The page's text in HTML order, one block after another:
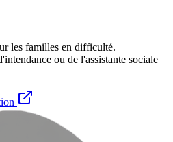
les familles en difficulté.
ou de l'assistante sociale